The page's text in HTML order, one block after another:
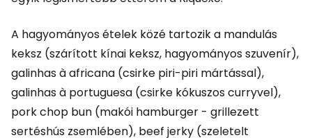
A hagyományos ételek közé tartozik a mandulás
keksz (szárított kínai keksz, hagyományos szuvenír),
galinhas à africana (csirke piri-piri mártással),
galinhas à portuguesa (csirke kókuszos curryvel),
pork chop bun (makói hamburger - grillezett
sertéshús zsemlében), beef jerky (szeletelt